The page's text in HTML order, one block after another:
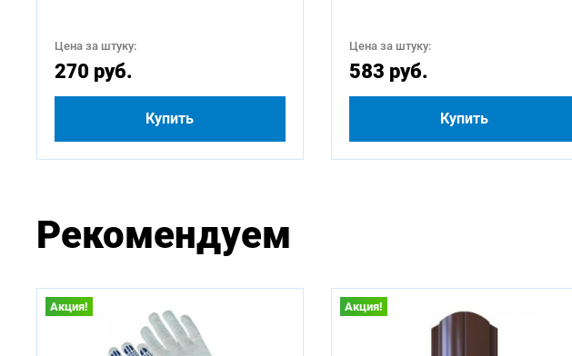
Цена за штуку:
270 руб.
Купить
Цена за штуку:
583 руб.
Купить
Рекомендуем
Акция! Акция!